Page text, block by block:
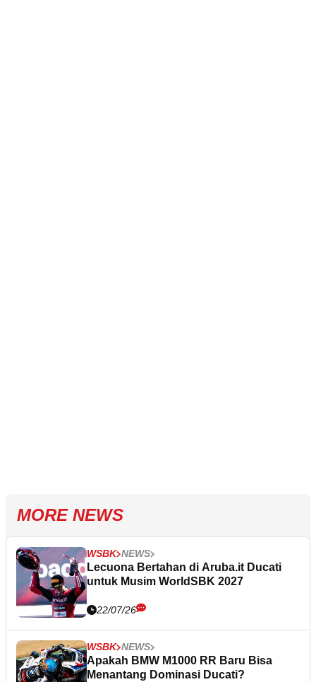
MORE NEWS
WSBK NEWS
Lecuona Bertahan di Aruba.it Ducati
untuk Musim WorldSBK 2027
22/07/26
WSBK NEWS
Apakah BMW M1000 RR Baru Bisa
Menantang Dominasi Ducati?